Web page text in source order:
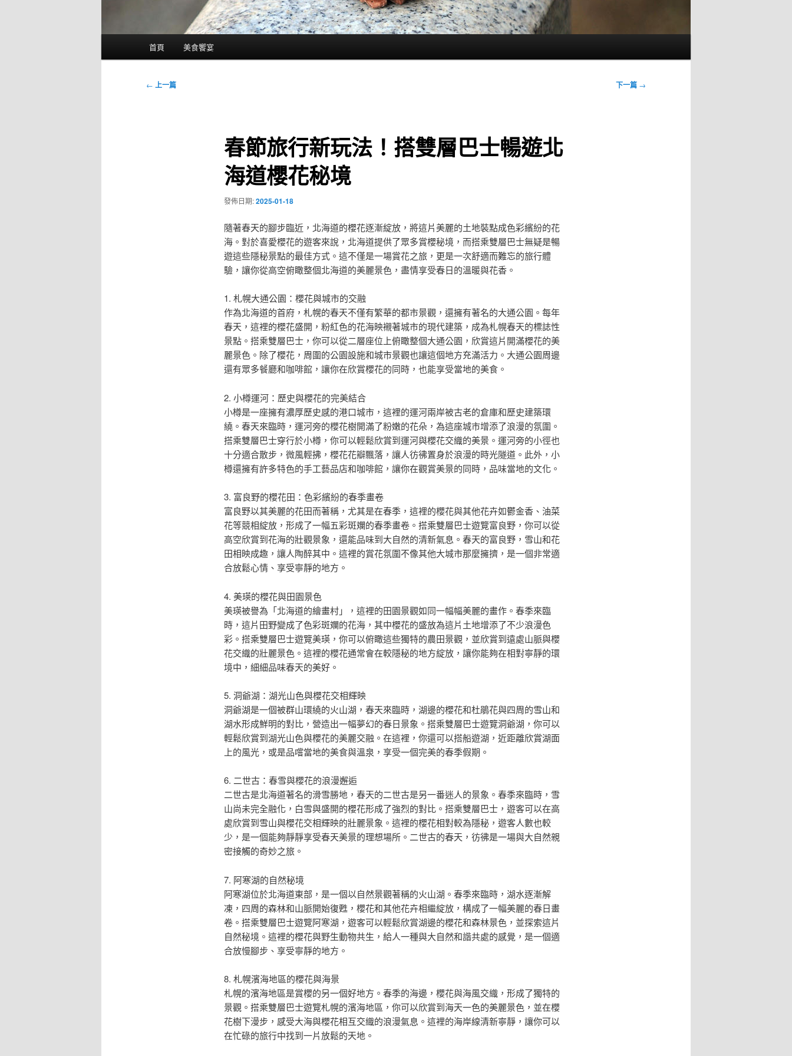
首頁 美食饗宴
文
← 上一篇 下一篇 →
春節旅行新玩法！搭雙層巴士暢遊北
海道櫻花秘境
發佈日期:2025-01-18
隨著春天的腳步臨近，北海道的櫻花逐漸綻放，將這片美麗的土地裝點成色彩繽紛的花
海。對於喜愛櫻花的遊客來說，北海道提供了眾多賞櫻秘境，而搭乘雙層巴士無疑是暢
遊這些隱秘景點的最佳方式。這不僅是一場賞花之旅，更是一次舒適而難忘的旅行體
驗，讓你從高空俯瞰整個北海道的美麗景色，盡情享受春日的溫暖與花香。
1. 札幌大通公園：櫻花與城市的交融
作為北海道的首府，札幌的春天不僅有繁華的都市景觀，還擁有著名的大通公園。每年
春天，這裡的櫻花盛開，粉紅色的花海映襯著城市的現代建築，成為札幌春天的標誌性
景點。搭乘雙層巴士，你可以從二層座位上俯瞰整個大通公園，欣賞這片開滿櫻花的美
麗景色。除了櫻花，周圍的公園設施和城市景觀也讓這個地方充滿活力。大通公園周邊
還有眾多餐廳和咖啡館，讓你在欣賞櫻花的同時，也能享受當地的美食。
2. 小樽運河：歷史與櫻花的完美結合
小樽是一座擁有濃厚歷史感的港口城市，這裡的運河兩岸被古老的倉庫和歷史建築環
繞。春天來臨時，運河旁的櫻花樹開滿了粉嫩的花朵，為這座城市增添了浪漫的氛圍。
搭乘雙層巴士穿行於小樽，你可以輕鬆欣賞到運河與櫻花交織的美景。運河旁的小徑也
十分適合散步，微風輕拂，櫻花花瓣飄落，讓人彷彿置身於浪漫的時光隧道。此外，小
樽還擁有許多特色的手工藝品店和咖啡館，讓你在觀賞美景的同時，品味當地的文化。
3. 富良野的櫻花田：色彩繽紛的春季畫卷
富良野以其美麗的花田而著稱，尤其是在春季，這裡的櫻花與其他花卉如鬱金香、油菜
花等競相綻放，形成了一幅五彩斑斕的春季畫卷。搭乘雙層巴士遊覽富良野，你可以從
高空欣賞到花海的壯觀景象，還能品味到大自然的清新氣息。春天的富良野，雪山和花
田相映成趣，讓人陶醉其中。這裡的賞花氛圍不像其他大城市那麼擁擠，是一個非常適
合放鬆心情、享受寧靜的地方。
4. 美瑛的櫻花與田園景色
美瑛被譽為「北海道的繪畫村」，這裡的田園景觀如同一幅幅美麗的畫作。春季來臨
時，這片田野變成了色彩斑斕的花海，其中櫻花的盛放為這片土地增添了不少浪漫色
彩。搭乘雙層巴士遊覽美瑛，你可以俯瞰這些獨特的農田景觀，並欣賞到遠處山脈與櫻
花交織的壯麗景色。這裡的櫻花通常會在較隱秘的地方綻放，讓你能夠在相對寧靜的環
境中，細細品味春天的美好。
5. 洞爺湖：湖光山色與櫻花交相輝映
洞爺湖是一個被群山環繞的火山湖，春天來臨時，湖邊的櫻花和杜鵑花與四周的雪山和
湖水形成鮮明的對比，營造出一幅夢幻的春日景象。搭乘雙層巴士遊覽洞爺湖，你可以
輕鬆欣賞到湖光山色與櫻花的美麗交融。在這裡，你還可以搭船遊湖，近距離欣賞湖面
上的風光，或是品嚐當地的美食與溫泉，享受一個完美的春季假期。
6. 二世古：春雪與櫻花的浪漫邂逅
二世古是北海道著名的滑雪勝地，春天的二世古是另一番迷人的景象。春季來臨時，雪
山尚未完全融化，白雪與盛開的櫻花形成了強烈的對比。搭乘雙層巴士，遊客可以在高
處欣賞到雪山與櫻花交相輝映的壯麗景象。這裡的櫻花相對較為隱秘，遊客人數也較
少，是一個能夠靜靜享受春天美景的理想場所。二世古的春天，彷彿是一場與大自然親
密接觸的奇妙之旅。
7. 阿寒湖的自然秘境
阿寒湖位於北海道東部，是一個以自然景觀著稱的火山湖。春季來臨時，湖水逐漸解
凍，四周的森林和山脈開始復甦，櫻花和其他花卉相繼綻放，構成了一幅美麗的春日畫
卷。搭乘雙層巴士遊覽阿寒湖，遊客可以輕鬆欣賞湖邊的櫻花和森林景色，並探索這片
自然秘境。這裡的櫻花與野生動物共生，給人一種與大自然和諧共處的感覺，是一個適
合放慢腳步、享受寧靜的地方。
8. 札幌濱海地區的櫻花與海景
札幌的濱海地區是賞櫻的另一個好地方。春季的海邊，櫻花與海風交織，形成了獨特的
景觀。搭乘雙層巴士遊覽札幌的濱海地區，你可以欣賞到海天一色的美麗景色，並在櫻
花樹下漫步，感受大海與櫻花相互交織的浪漫氣息。這裡的海岸線清新寧靜，讓你可以
在忙碌的旅行中找到一片放鬆的天地。